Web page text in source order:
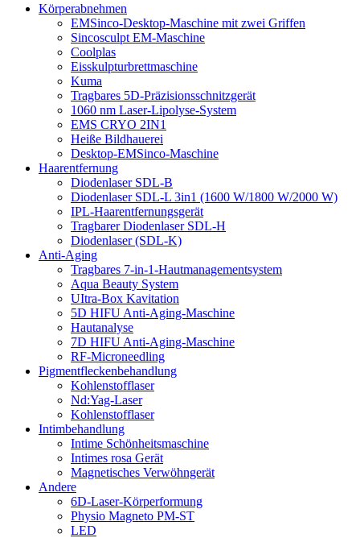
Körperabnehmen
EMSinco-Desktop-Maschine mit zwei Griffen
Sincosculpt EM-Maschine
Coolplas
Eisskulpturbrettmaschine
Kuma
Tragbares 5D-Präzisionsschnitzgerät
1060 nm Laser-Lipolyse-System
EMS CRYO 2IN1
Heiße Bildhauerei
Desktop-EMSinco-Maschine
Haarentfernung
Diodenlaser SDL-B
Diodenlaser SDL-L 3in1 (1600 W/1800 W/2000 W)
IPL-Haarentfernungsgerät
Tragbarer Diodenlaser SDL-H
Diodenlaser (SDL-K)
Anti-Aging
Tragbares 7-in-1-Hautmanagementsystem
Aqua Beauty System
UItra-Box Kavitation
5D HIFU Anti-Aging-Maschine
Hautanalyse
7D HIFU Anti-Aging-Maschine
RF-Microneedling
Pigmentfleckenbehandlung
Kohlenstofflaser
Nd:Yag-Laser
Kohlenstofflaser
Intimbehandlung
Intime Schönheitsmaschine
Intimes rosa Gerät
Magnetisches Verwöhngerät
Andere
6D-Laser-Körperformung
Physio Magneto PM-ST
LED